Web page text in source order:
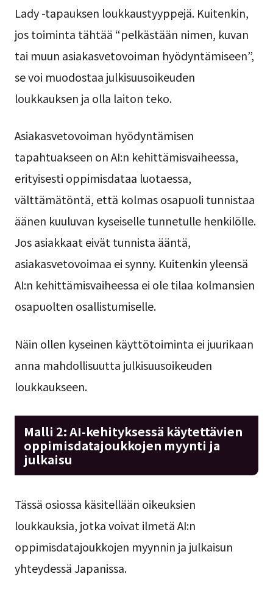
Lady -tapauksen loukkaustyyppejä. Kuitenkin,
jos toiminta tähtää “pelkästään nimen, kuvan
tai muun asiakasvetovoiman hyödyntämiseen”,
se voi muodostaa julkisuusoikeuden
loukkauksen ja olla laiton teko.
Asiakasvetovoiman hyödyntämisen
tapahtuakseen on AI:n kehittämisvaiheessa,
erityisesti oppimisdataa luotaessa,
välttämätöntä, että kolmas osapuoli tunnistaa
äänen kuuluvan kyseiselle tunnetulle henkilölle.
Jos asiakkaat eivät tunnista ääntä,
asiakasvetovoimaa ei synny. Kuitenkin yleensä
AI:n kehittämisvaiheessa ei ole tilaa kolmansien
osapuolten osallistumiselle.
Näin ollen kyseinen käyttötoiminta ei juurikaan
anna mahdollisuutta julkisuusoikeuden
loukkaukseen.
Malli 2: AI-kehityksessä käytettävien
oppimisdatajoukkojen myynti ja
julkaisu
Tässä osiossa käsitellään oikeuksien
loukkauksia, jotka voivat ilmetä AI:n
oppimisdatajoukkojen myynnin ja julkaisun
yhteydessä Japanissa.